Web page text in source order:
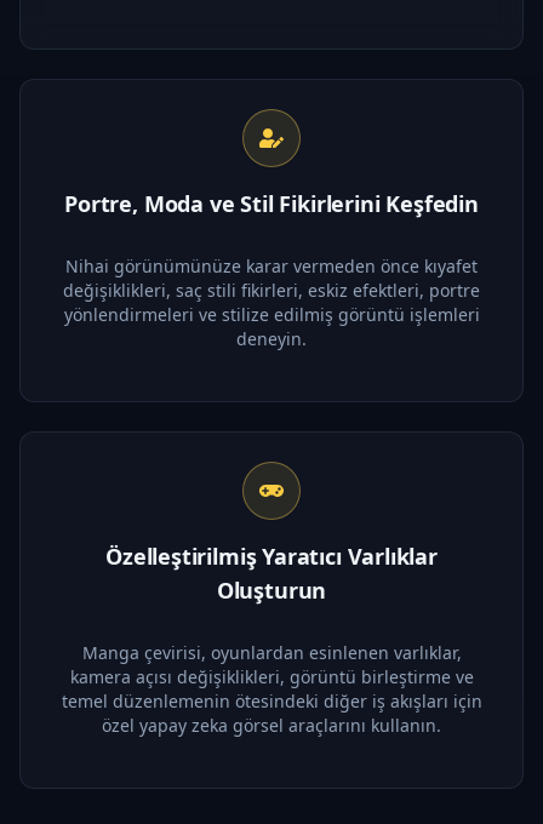
Portre, Moda ve Stil Fikirlerini Keşfedin
Nihai görünümünüze karar vermeden önce kıyafet
değişiklikleri, saç stili fikirleri, eskiz efektleri, portre
yönlendirmeleri ve stilize edilmiş görüntü işlemleri
deneyin.
Özelleştirilmiş Yaratıcı Varlıklar
Oluşturun
Manga çevirisi, oyunlardan esinlenen varlıklar,
kamera açısı değişiklikleri, görüntü birleştirme ve
temel düzenlemenin ötesindeki diğer iş akışları için
özel yapay zeka görsel araçlarını kullanın.